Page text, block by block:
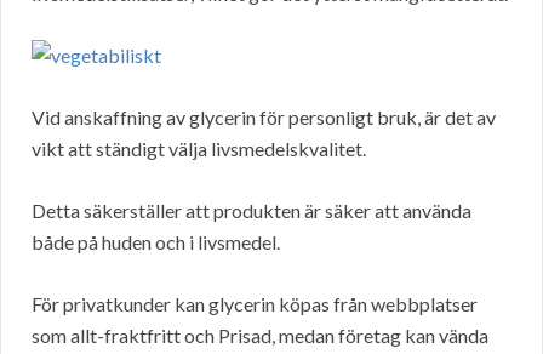
Vid anskaffning av glycerin för personligt bruk, är det av
vikt att ständigt välja livsmedelskvalitet.
Detta säkerställer att produkten är säker att använda
både på huden och i livsmedel.
För privatkunder kan glycerin köpas från webbplatser
som allt-fraktfritt och Prisad, medan företag kan vända